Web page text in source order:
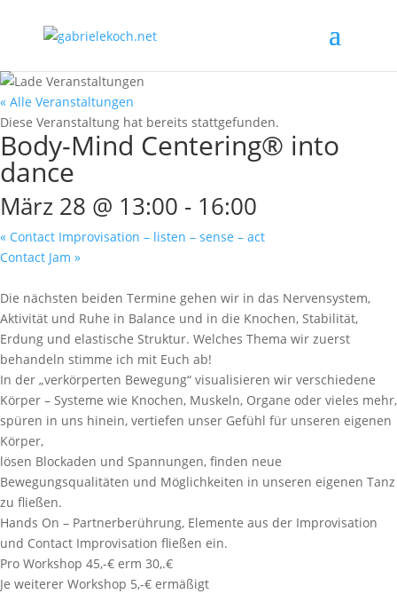
« Alle Veranstaltungen
Diese Veranstaltung hat bereits stattgefunden.
Body-Mind Centering® into
dance
März 28 @ 13:00 - 16:00
« Contact Improvisation – listen – sense – act
Contact Jam »
Die nächsten beiden Termine gehen wir in das Nervensystem,
Aktivität und Ruhe in Balance und in die Knochen, Stabilität,
Erdung und elastische Struktur. Welches Thema wir zuerst
behandeln stimme ich mit Euch ab!
In der „verkörperten Bewegung“ visualisieren wir verschiedene
Körper – Systeme wie Knochen, Muskeln, Organe oder vieles mehr,
spüren in uns hinein, vertiefen unser Gefühl für unseren eigenen
Körper,
lösen Blockaden und Spannungen, finden neue
Bewegungsqualitäten und Möglichkeiten in unseren eigenen Tanz
zu fließen.
Hands On – Partnerberührung, Elemente aus der Improvisation
und Contact Improvisation fließen ein.
Pro Workshop 45,-€ erm 30,.€
Je weiterer Workshop 5,-€ ermäßigt